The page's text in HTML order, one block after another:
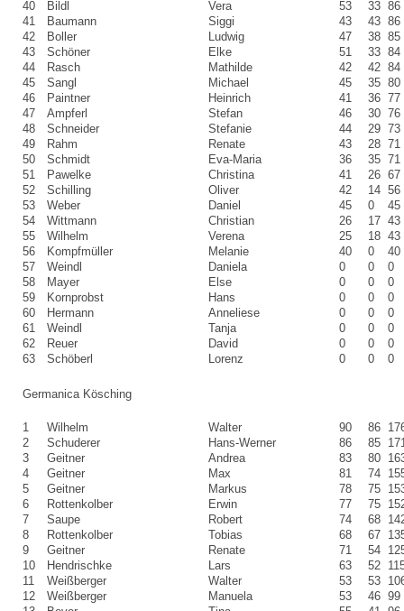
40 Bildl Vera 53 33 86
41
Baumann Siggi 43 43 86
42
Boller Ludwig 47 38 85
43
Schöner Elke 51 33 84
44
Rasch Mathilde 42 42 84
45
Sangl Michael 45 35 80
46
Paintner Heinrich 41 36 77
47
Ampferl Stefan 46 30 76
48
Schneider Stefanie 44 29 73
49
Rahm Renate 43 28 71
50
Schmidt Eva-Maria 36 35 71
51
Pawelke Christina 41 26 67
52
Schilling Oliver 42 14 56
53
Weber Daniel 45 0
45
54
Wittmann Christian 26 17 43
55
Wilhelm Verena 25 18 43
56
Kompfmüller Melanie 40 0
40
57
Weindl Daniela 0 0
0
58
Mayer Else 0 0
0
59
Kornprobst Hans 0 0
0
60
Hermann Anneliese 0 0
0
61
Weindl Tanja 0 0
0
62
Reuer David 0 0
0
63
Schöberl Lorenz 0 0 0
Germanica Kösching
1 Wilhelm Walter 90 86
2
Schuderer Hans-Werner 86 85
3
Geitner Andrea 83 80
4
Geitner Max 81 74
5
Geitner Markus 78 75
6
Rottenkolber Erwin 77 75
7
Saupe Robert 74 68
8
Rottenkolber Tobias 68 67
9
Geitner Renate 71 54
10
Hendrischke Lars 63 52
11
Weißberger Walter 53 53
12
Weißberger Manuela 53 46 99